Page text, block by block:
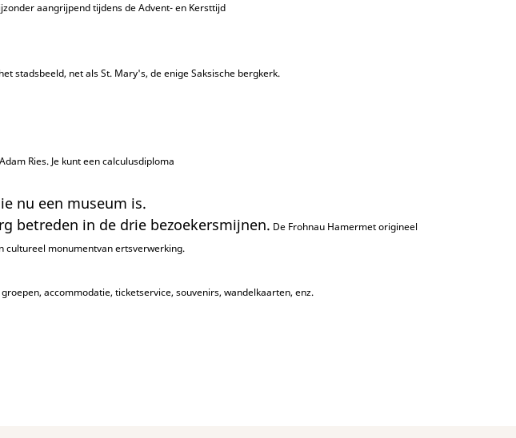
aangrijpend tijdens deAdvent- en Kersttijd
stadsbeeld, net als St. Mary's, de enige Saksische bergkerk.
Ries. Je kunt eencalculusdiploma
nu een museum is.
betreden in de drie bezoekersmijnen. De Frohnau Hamermet origineel
cultureel monumentvan ertsverwerking.
accommodatie, ticketservice, souvenirs, wandelkaarten, enz.